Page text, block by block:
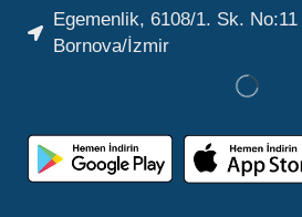
Egemenlik, 6108/1. Sk.
Bornova/İzmir